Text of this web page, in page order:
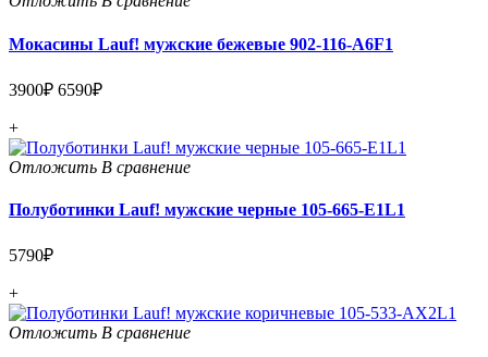
Мокасины Lauf! мужские бежевые 902-116-A6F1
3900₽ 6590₽
+
Отложить В сравнение
Полуботинки Lauf! мужские черные 105-665-E1L1
5790₽
+
Отложить В сравнение